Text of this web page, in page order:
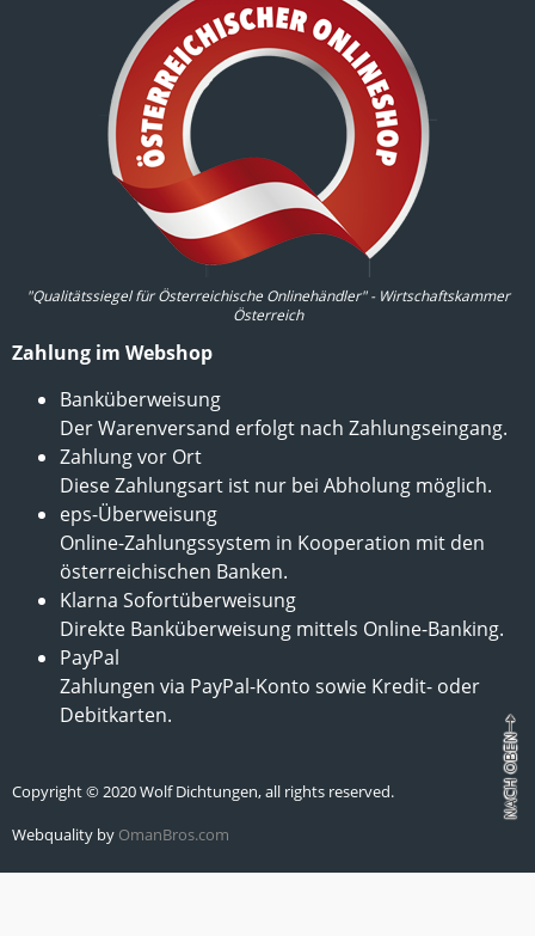
"Qualitätssiegel für Österreichische Onlinehändler" - Wirtschaftskammer
Österreich
Zahlung im Webshop
Banküberweisung
Der Warenversand erfolgt nach Zahlungseingang.
Zahlung vor Ort
Diese Zahlungsart ist nur bei Abholung möglich.
eps-Überweisung
Online-Zahlungssystem in Kooperation mit den
österreichischen Banken.
Klarna Sofortüberweisung
Direkte Banküberweisung mittels Online-Banking.
PayPal
Zahlungen via PayPal-Konto sowie Kredit- oder
Debitkarten.
Copyright © 2020 Wolf Dichtungen, all rights reserved.
Webquality by OmanBros.com